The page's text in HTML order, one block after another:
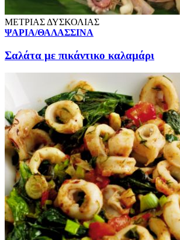
ΜΕΤΡΙΑΣ ΔΥΣΚΟΛΙΑΣ
ΨΑΡΙΑ/ΘΑΛΑΣΣΙΝΑ
Σαλάτα με πικάντικο καλαμάρι